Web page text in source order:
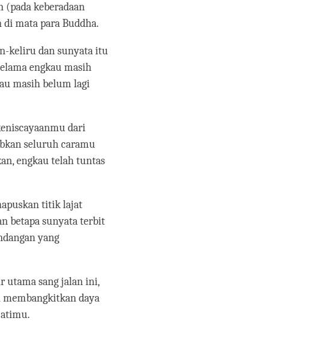
keberadaan
mata para Buddha.
keliru dan sunyata itu
engkau masih
masih belum lagi
dari
seluruh caramu
engkau telah tuntas
titik lajat
betapa sunyata terbit
yang
utama sang jalan ini,
membangkitkan daya